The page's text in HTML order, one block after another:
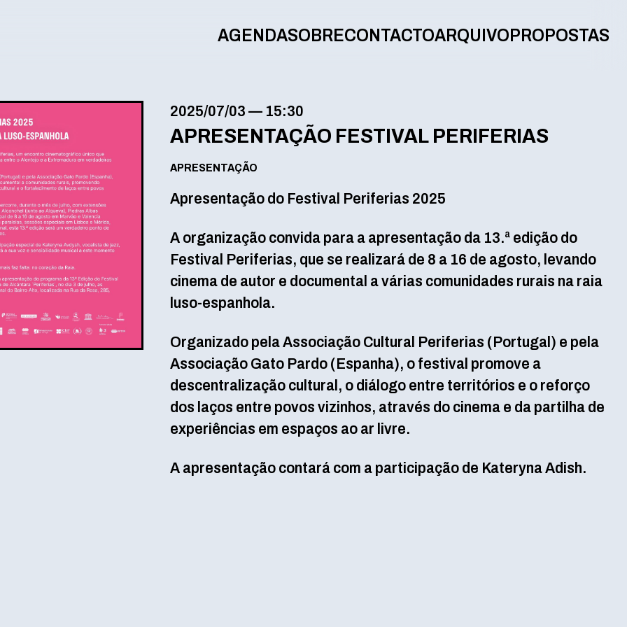
AGENDASOBRECONTACTOARQUIVO PROPOSTAS
2025/07/03 — 15:30
APRESENTAÇÃO FESTIVAL PERIFERIAS
APRESENTAÇÃO
Apresentação do Festival Periferias 2025
A organização convida para a apresentação da 13.ª edição do
Festival Periferias, que se realizará de 8 a 16 de agosto, levando
cinema de autor e documental a várias comunidades rurais na raia
luso-espanhola.
Organizado pela Associação Cultural Periferias (Portugal) e pela
Associação Gato Pardo (Espanha), o festival promove a
descentralização cultural, o diálogo entre territórios e o reforço
dos laços entre povos vizinhos, através do cinema e da partilha de
experiências em espaços ao ar livre.
A apresentação contará com a participação de Kateryna Adish.